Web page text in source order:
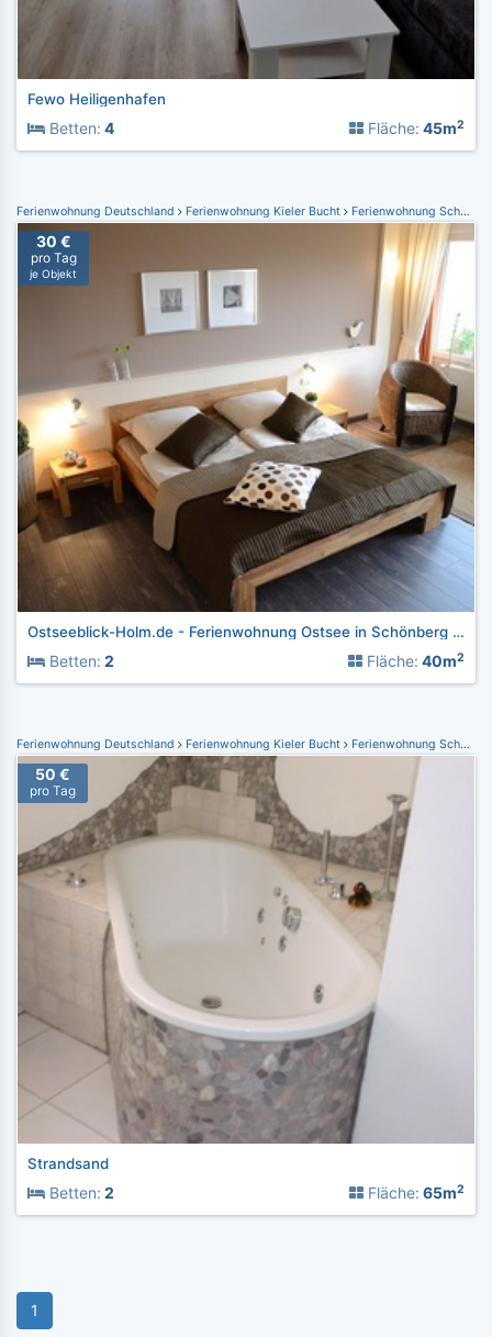
Fewo Heiligenhafen
Betten: 4 Fläche: 45m2
Ferienwohnung Deutschland Ferienwohnung Kieler Bucht Ferienwohnung Schönberger Strand
30 €
pro Tag
je Objekt
Ostseeblick-Holm.de - Ferienwohnung Ostsee in Schönberg Holm
Betten: 2 Fläche: 40m2
Ferienwohnung Deutschland Ferienwohnung Kieler Bucht Ferienwohnung Schönberger Strand
50 €
pro Tag
Strandsand
Betten: 2 Fläche: 65m2
1